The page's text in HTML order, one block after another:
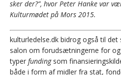
sker der?”, hvor Peter Hanke var
Kulturmødet på Mors 2015.
kulturledelse.dk bidrog også til
salon om forudsætningerne for
typer funding som
både i form af midler fra stat,